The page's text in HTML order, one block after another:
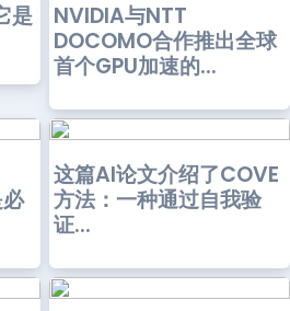
是
NVIDIA与NTT
DOCOMO合作推出全球
首个GPU加速的...
这篇AI论文介绍了COVE
方法：一种通过自我验
证...